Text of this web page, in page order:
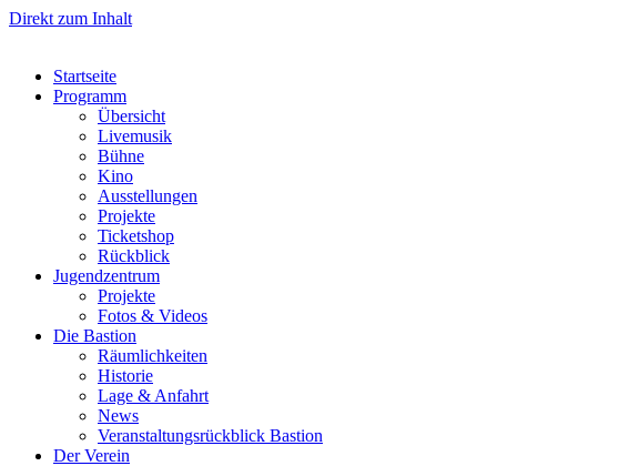
Direkt zum Inhalt
Startseite
Programm
Übersicht
Livemusik
Bühne
Kino
Ausstellungen
Projekte
Ticketshop
Rückblick
Jugendzentrum
Projekte
Fotos & Videos
Die Bastion
Räumlichkeiten
Historie
Lage & Anfahrt
News
Veranstaltungsrückblick Bastion
Der Verein